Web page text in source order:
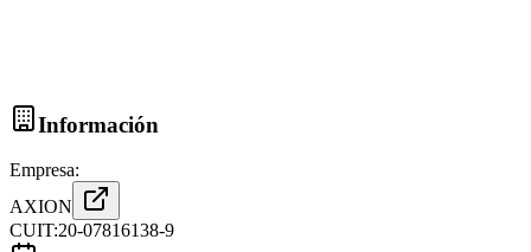
Información
Empresa:
AXION
CUIT:20-07816138-9